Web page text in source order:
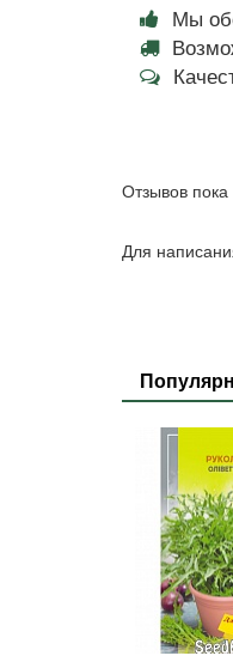
Мы
Отзывов пока
Для